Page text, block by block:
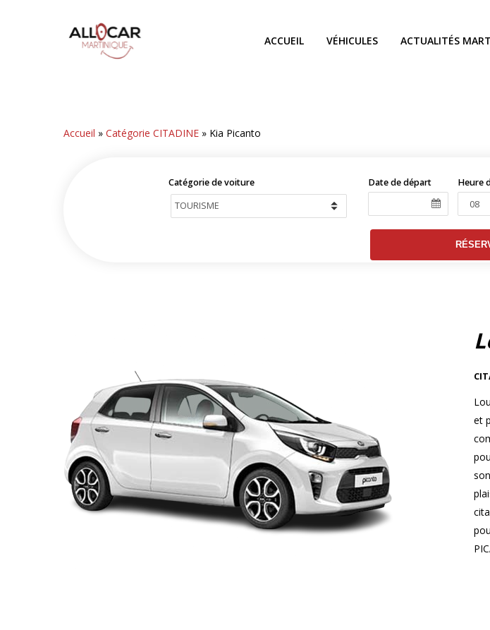
ACCUEIL VÉHICULES ACTUALITÉS
Accueil »Catégorie CITADINE » Kia Picanto
Catégorie de voiture Date de départ Heure
et